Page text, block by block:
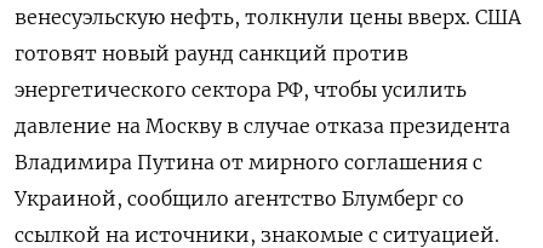
венесуэльскую нефть, толкнули цены вверх. США
готовят новый раунд санкций против
энергетического сектора РФ, чтобы усилить
давление на Москву в случае отказа президента
Владимира Путина от мирного соглашения с
Украиной, сообщило агентство Блумберг со
ссылкой на источники, знакомые с ситуацией.